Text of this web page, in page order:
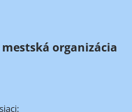
organizácia